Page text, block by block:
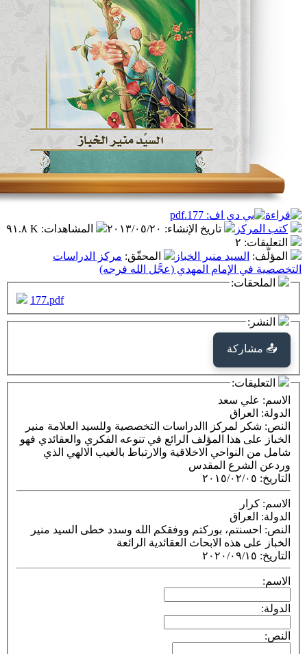
تاريخ الإنشاء:٢٠١٣/٠٥/٢٠ المشاهدات:٩١.٨ K
٢
منير الخباز
المحقّق:مركز الدراسات
المهدي (عجَّل الله فرجه)
سعد
االدراسات التخصصية وللسيد العلامة منير
هذا المؤلف الرائع في تنوعه الفكري والعقائدي فهو
الاخلاقية والارتباط بالغيب الالهي الذي
المقدس
٠٢/٠٥
بوركتم ووفقكم الله وسدد خطى السيد منير
الابحاث العقائدية الرائعة
٠٩/١٥